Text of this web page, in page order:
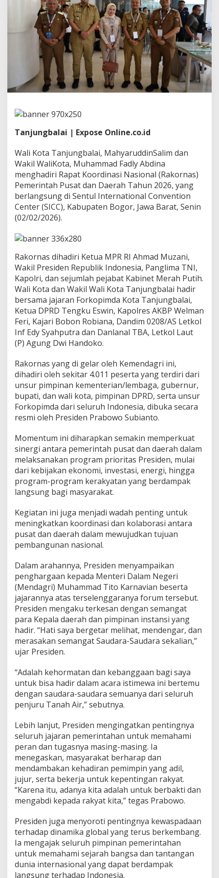
b
a
l
H
a
d
i
r
o
n
s
P
e
m
e
r
h
P
s
a
t
d
a
n
D
a
r
a
h
T
a
h
u
0
2
6
Tanjungbalai | Expose Online.co.id
Wali Kota Tanjungbalai, MahyaruddinSalim dan
Wakil WaliKota, Muhammad Fadly Abdina
menghadiri Rapat Koordinasi Nasional (Rakornas)
Pemerintah Pusat dan Daerah Tahun 2026, yang
berlangsung di Sentul International Convention
Center (SICC), Kabupaten Bogor, Jawa Barat, Senin
(02/02/2026).
Rakornas dihadiri Ketua MPR RI Ahmad Muzani,
Wakil Presiden Republik Indonesia, Panglima TNI,
Kapolri, dan sejumlah pejabat Kabinet Merah Putih.
Wali Kota dan Wakil Wali Kota Tanjungbalai hadir
bersama jajaran Forkopimda Kota Tanjungbalai,
Ketua DPRD Tengku Eswin, Kapolres AKBP Welman
Feri, Kajari Bobon Robiana, Dandim 0208/AS Letkol
Inf Edy Syahputra dan Danlanal TBA, Letkol Laut
(P) Agung Dwi Handoko.
Rakornas yang di gelar oleh Kemendagri ini,
dihadiri oleh sekitar 4.011 peserta yang terdiri dari
unsur pimpinan kementerian/lembaga, gubernur,
bupati, dan wali kota, pimpinan DPRD, serta unsur
Forkopimda dari seluruh Indonesia, dibuka secara
resmi oleh Presiden Prabowo Subianto.
Momentum ini diharapkan semakin memperkuat
sinergi antara pemerintah pusat dan daerah dalam
melaksanakan program prioritas Presiden, mulai
dari kebijakan ekonomi, investasi, energi, hingga
program-program kerakyatan yang berdampak
langsung bagi masyarakat.
Kegiatan ini juga menjadi wadah penting untuk
meningkatkan koordinasi dan kolaborasi antara
pusat dan daerah dalam mewujudkan tujuan
pembangunan nasional.
Dalam arahannya, Presiden menyampaikan
penghargaan kepada Menteri Dalam Negeri
(Mendagri) Muhammad Tito Karnavian beserta
jajarannya atas terselenggaranya forum tersebut.
Presiden mengaku terkesan dengan semangat
para Kepala daerah dan pimpinan instansi yang
hadir. “Hati saya bergetar melihat, mendengar, dan
merasakan semangat Saudara-Saudara sekalian,”
ujar Presiden.
“Adalah kehormatan dan kebanggaan bagi saya
untuk bisa hadir dalam acara istimewa ini bertemu
dengan saudara-saudara semuanya dari seluruh
penjuru Tanah Air,” sebutnya.
Lebih lanjut, Presiden mengingatkan pentingnya
seluruh jajaran pemerintahan untuk memahami
peran dan tugasnya masing-masing. Ia
menegaskan, masyarakat berharap dan
mendambakan kehadiran pemimpin yang adil,
jujur, serta bekerja untuk kepentingan rakyat.
“Karena itu, adanya kita adalah untuk berbakti dan
mengabdi kepada rakyat kita,” tegas Prabowo.
Presiden juga menyoroti pentingnya kewaspadaan
terhadap dinamika global yang terus berkembang.
Ia mengajak seluruh pimpinan pemerintahan
untuk memahami sejarah bangsa dan tantangan
dunia internasional yang dapat berdampak
langsung terhadap Indonesia.